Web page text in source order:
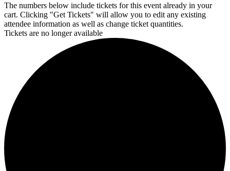
The numbers below include tickets for this event already in your
cart. Clicking "Get Tickets" will allow you to edit any existing
attendee information as well as change ticket quantities.
Tickets are no longer available